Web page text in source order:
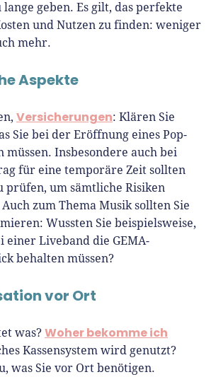
geben. Es gilt, das perfekte
und Nutzen zu finden: weniger
mehr.
Aspekte
Versicherungen: Klären Sie
Sie bei der Eröffnung eines Pop-
müssen. Insbesondere auch bei
für eine temporäre Zeit sollten
prüfen, um sämtliche Risiken
zum Thema Musik sollten Sie
Wussten Sie beispielsweise,
einer Liveband die GEMA-
behalten müssen?
vor Ort
was? Woher bekomme ich
Kassensystem wird genutzt?
was Sie vor Ort benötigen.